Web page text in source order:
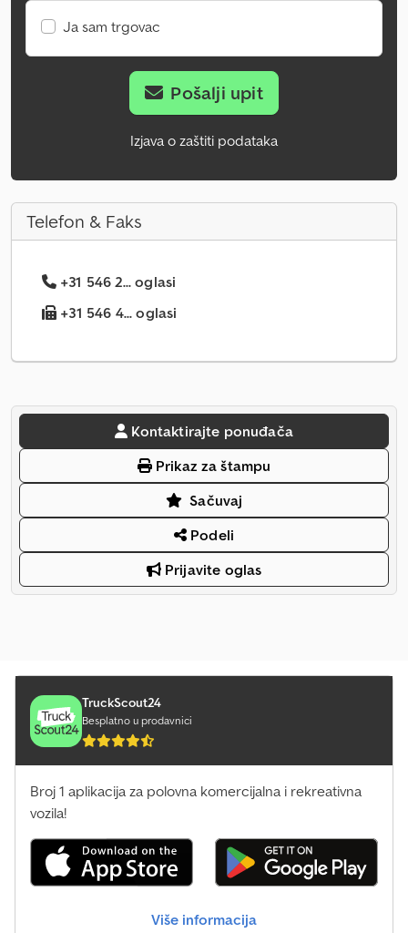
Ja sam trgovac
Pošalji upit
Izjava o zaštiti podataka
Telefon & Faks
+31 546 2... oglasi
+31 546 4... oglasi
Kontaktirajte ponuđača
Prikaz za štampu
Sačuvaj
Podeli
Prijavite oglas
TruckScout24
Besplatno u prodavnici
Broj 1 aplikacija za polovna komercijalna i rekreativna
vozila!
Više informacija